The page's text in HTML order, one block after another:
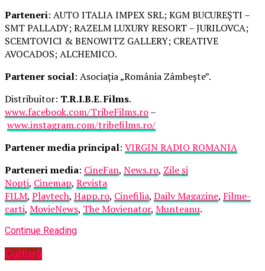
Parteneri: AUTO ITALIA IMPEX SRL; KGM BUCUREȘTI –
SMT PALLADY; RAZELM LUXURY RESORT – JURILOVCA;
SCEMTOVICI & BENOWITZ GALLERY; CREATIVE
AVOCADOS; ALCHEMICO.
Partener social: Asociația „România Zâmbește”.
Distribuitor: T.R.I.B.E. Films.
www.facebook.com/TribeFilms.ro–
www.instagram.com/tribefilms.ro/
Partener media principal: VIRGIN RADIO ROMANIA
Parteneri media: CineFan, News.ro, Zile și
Nopți, Cinemap, Revista
FILM, Playtech, Happ.ro, Cinefilia, Daily Magazine, Filme-
carti, MovieNews, The Movienator, Munteanu.
Continue Reading
Cultură